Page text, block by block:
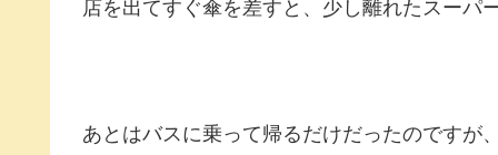
店を出てすぐ傘を差すと、少し離れたスーパ
あとはバスに乗って帰るだけだったのですが